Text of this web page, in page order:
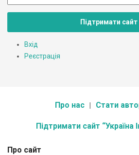
Підтримати сайт
Вхід
Реєстрація
Про нас Стати
Підтримати сайт “Україна
Про сайт